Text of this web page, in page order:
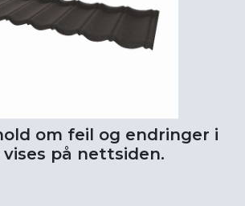
om feil og endringer i
på nettsiden.